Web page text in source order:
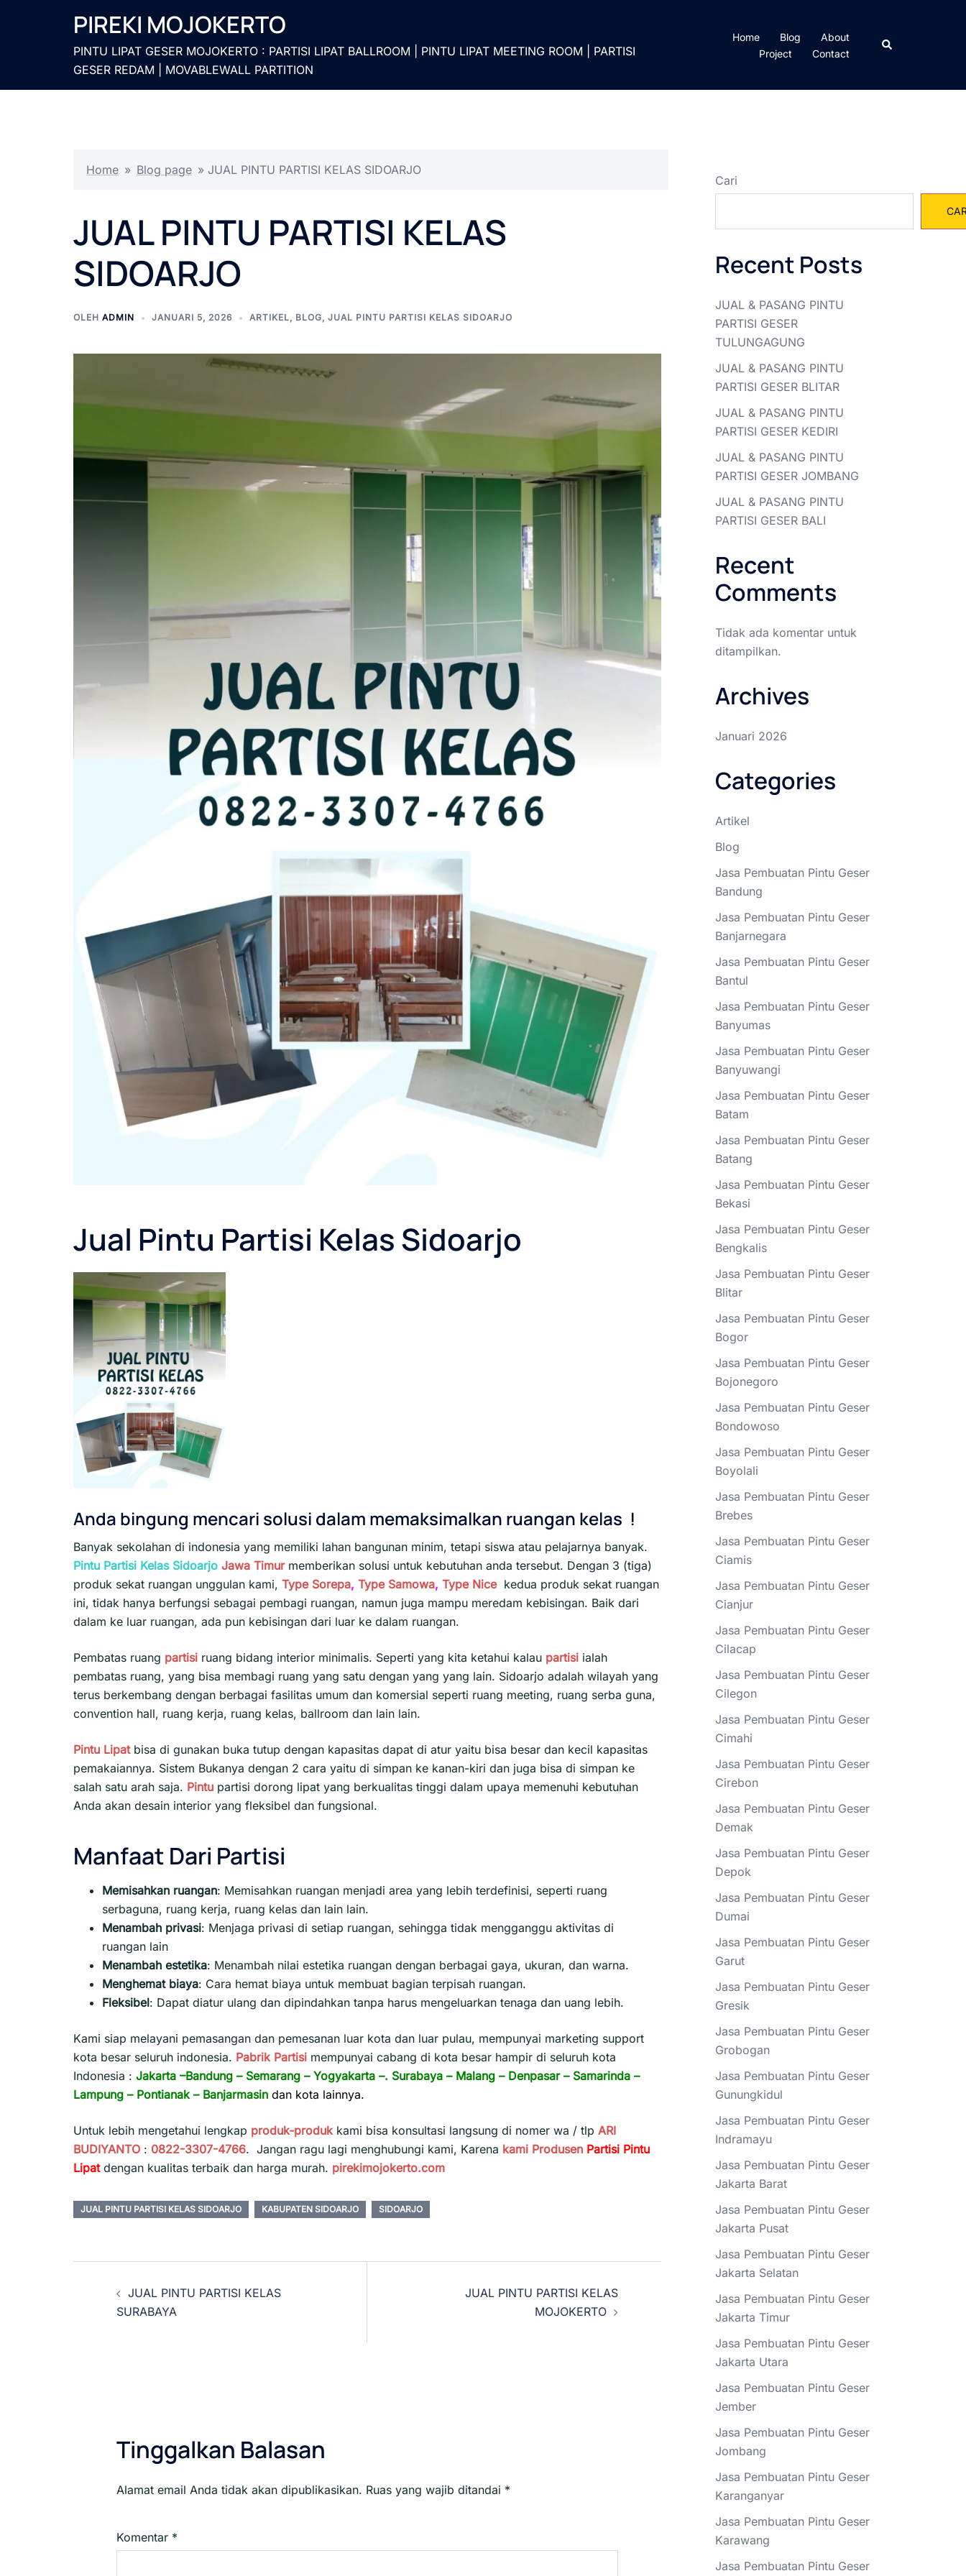
PIREKI MOJOKERTO
PINTU LIPAT GESER MOJOKERTO : PARTISI LIPAT BALLROOM | PINTU LIPAT MEETING ROOM | PARTISI
GESER REDAM | MOVABLEWALL PARTITION
Home Blog
About
Project
Contact
Cari
Home » Blog page » JUAL PINTU PARTISI KELAS SIDOARJO
JUAL PINTU PARTISI KELAS
SIDOARJO
OLEH ADMIN JANUARI 5, 2026 ARTIKEL, BLOG, JUAL PINTU PARTISI KELAS SIDOARJO
Jual Pintu Partisi Kelas Sidoarjo
Anda bingung mencari solusi dalam memaksimalkan ruangan kelas !
Banyak sekolahan di indonesia yang memiliki lahan bangunan minim, tetapi siswa atau pelajarnya banyak.
Pintu Partisi Kelas Sidoarjo Jawa Timurmemberikan solusi untuk kebutuhan anda tersebut. Dengan 3 (tiga)
produk sekat ruangan unggulan kami, Type Sorepa, Type Samowa, Type Nice kedua produk sekat ruangan
ini, tidak hanya berfungsi sebagai pembagi ruangan, namun juga mampu meredam kebisingan. Baik dari
dalam ke luar ruangan, ada pun kebisingan dari luar ke dalam ruangan.
Pembatas ruang partisi ruang bidang interior minimalis. Seperti yang kita ketahui kalau partisi ialah
pembatas ruang, yang bisa membagi ruang yang satu dengan yang yang lain. Sidoarjo adalah wilayah yang
terus berkembang dengan berbagai fasilitas umum dan komersial seperti ruang meeting, ruang serba guna,
convention hall, ruang kerja, ruang kelas, ballroom dan lain lain.
Pintu Lipat bisa di gunakan buka tutup dengan kapasitas dapat di atur yaitu bisa besar dan kecil kapasitas
pemakaiannya. Sistem Bukanya dengan 2 cara yaitu di simpan ke kanan-kiri dan juga bisa di simpan ke
salah satu arah saja. Pintu partisi dorong lipat yang berkualitas tinggi dalam upaya memenuhi kebutuhan
Anda akan desain interior yang fleksibel dan fungsional.
Manfaat Dari Partisi
Memisahkan ruangan: Memisahkan ruangan menjadi area yang lebih terdefinisi, seperti ruang
serbaguna, ruang kerja, ruang kelas dan lain lain.
Menambah privasi: Menjaga privasi di setiap ruangan, sehingga tidak mengganggu aktivitas di
ruangan lain
Menambah estetika: Menambah nilai estetika ruangan dengan berbagai gaya, ukuran, dan warna.
Menghemat biaya: Cara hemat biaya untuk membuat bagian terpisah ruangan.
Fleksibel: Dapat diatur ulang dan dipindahkan tanpa harus mengeluarkan tenaga dan uang lebih.
Kami siap melayani pemasangan dan pemesanan luar kota dan luar pulau, mempunyai marketing support
kota besar seluruh indonesia. Pabrik Partisi mempunyai cabang di kota besar hampir di seluruh kota
Indonesia : Jakarta –Bandung – Semarang – Yogyakarta –. Surabaya – Malang – Denpasar– Samarinda –
Lampung – Pontianak– Banjarmasin dan kota lainnya.
Untuk lebih mengetahui lengkap produk-produkkami bisa konsultasi langsung di nomer wa / tlp ARI
BUDIYANTO : 0822-3307-4766. Jangan ragu lagi menghubungi kami, Karena kami Produsen Partisi Pintu
Lipat dengan kualitas terbaik dan harga murah. pirekimojokerto.com
JUAL PINTU PARTISI KELAS SIDOARJO KABUPATEN SIDOARJO SIDOARJO
Navigasi
Tulisan
JUAL PINTU PARTISI KELAS
SURABAYA
JUAL PINTU PARTISI KELAS
MOJOKERTO
Tinggalkan Balasan
Alamat email Anda tidak akan dipublikasikan. Ruas yang wajib ditandai *
Komentar *
Cari
Recent Posts
JUAL & PASANG PINTU
PARTISI GESER
TULUNGAGUNG
JUAL & PASANG PINTU
PARTISI GESER BLITAR
JUAL & PASANG PINTU
PARTISI GESER KEDIRI
JUAL & PASANG PINTU
PARTISI GESER JOMBANG
JUAL & PASANG PINTU
PARTISI GESER BALI
Recent
Comments
Tidak ada komentar untuk
ditampilkan.
Archives
Januari 2026
Categories
Artikel
Blog
Jasa Pembuatan Pintu Geser
Bandung
Jasa Pembuatan Pintu Geser
Banjarnegara
Jasa Pembuatan Pintu Geser
Bantul
Jasa Pembuatan Pintu Geser
Banyumas
Jasa Pembuatan Pintu Geser
Banyuwangi
Jasa Pembuatan Pintu Geser
Batam
Jasa Pembuatan Pintu Geser
Batang
Jasa Pembuatan Pintu Geser
Bekasi
Jasa Pembuatan Pintu Geser
Bengkalis
Jasa Pembuatan Pintu Geser
Blitar
Jasa Pembuatan Pintu Geser
Bogor
Jasa Pembuatan Pintu Geser
Bojonegoro
Jasa Pembuatan Pintu Geser
Bondowoso
Jasa Pembuatan Pintu Geser
Boyolali
Jasa Pembuatan Pintu Geser
Brebes
Jasa Pembuatan Pintu Geser
Ciamis
Jasa Pembuatan Pintu Geser
Cianjur
Jasa Pembuatan Pintu Geser
Cilacap
Jasa Pembuatan Pintu Geser
Cilegon
Jasa Pembuatan Pintu Geser
Cimahi
Jasa Pembuatan Pintu Geser
Cirebon
Jasa Pembuatan Pintu Geser
Demak
Jasa Pembuatan Pintu Geser
Depok
Jasa Pembuatan Pintu Geser
Dumai
Jasa Pembuatan Pintu Geser
Garut
Jasa Pembuatan Pintu Geser
Gresik
Jasa Pembuatan Pintu Geser
Grobogan
Jasa Pembuatan Pintu Geser
Gunungkidul
Jasa Pembuatan Pintu Geser
Indramayu
Jasa Pembuatan Pintu Geser
Jakarta Barat
Jasa Pembuatan Pintu Geser
Jakarta Pusat
Jasa Pembuatan Pintu Geser
Jakarta Selatan
Jasa Pembuatan Pintu Geser
Jakarta Timur
Jasa Pembuatan Pintu Geser
Jakarta Utara
Jasa Pembuatan Pintu Geser
Jember
Jasa Pembuatan Pintu Geser
Jombang
Jasa Pembuatan Pintu Geser
Karanganyar
Jasa Pembuatan Pintu Geser
Karawang
Jasa Pembuatan Pintu Geser